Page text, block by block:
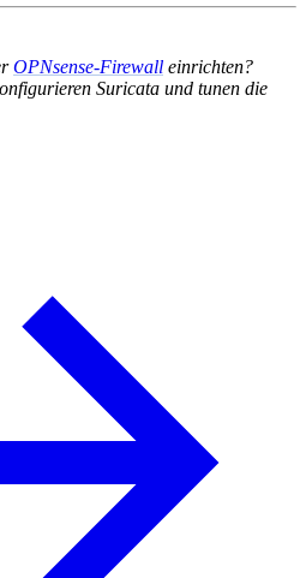
OPNsense-Firewall einrichten?
Suricata und tunen die